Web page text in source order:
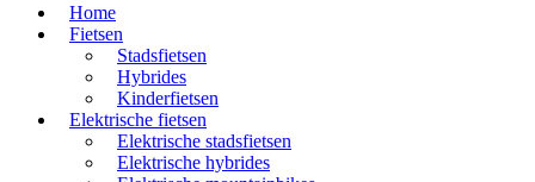
Home
Fietsen
Stadsfietsen
Hybrides
Kinderfietsen
Elektrische fietsen
Elektrische stadsfietsen
Elektrische hybrides